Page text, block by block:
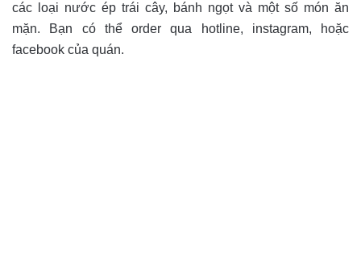
các loại nước ép trái cây, bánh ngọt và một số món ăn
mặn. Bạn có thể order qua hotline, instagram, hoặc
facebook của quán.